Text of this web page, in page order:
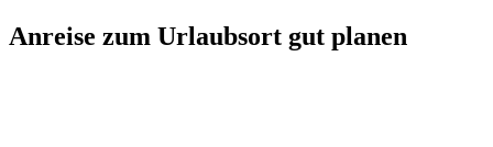
Anreise zum Urlaubsort gut planen